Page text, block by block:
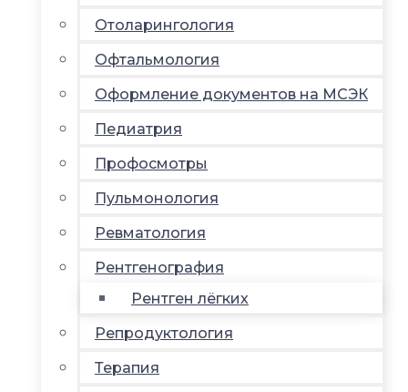
Отоларингология
Офтальмология
Оформление документов на МСЭК
Педиатрия
Профосмотры
Пульмонология
Ревматология
Рентгенография
Рентген лёгких
Репродуктология
Терапия